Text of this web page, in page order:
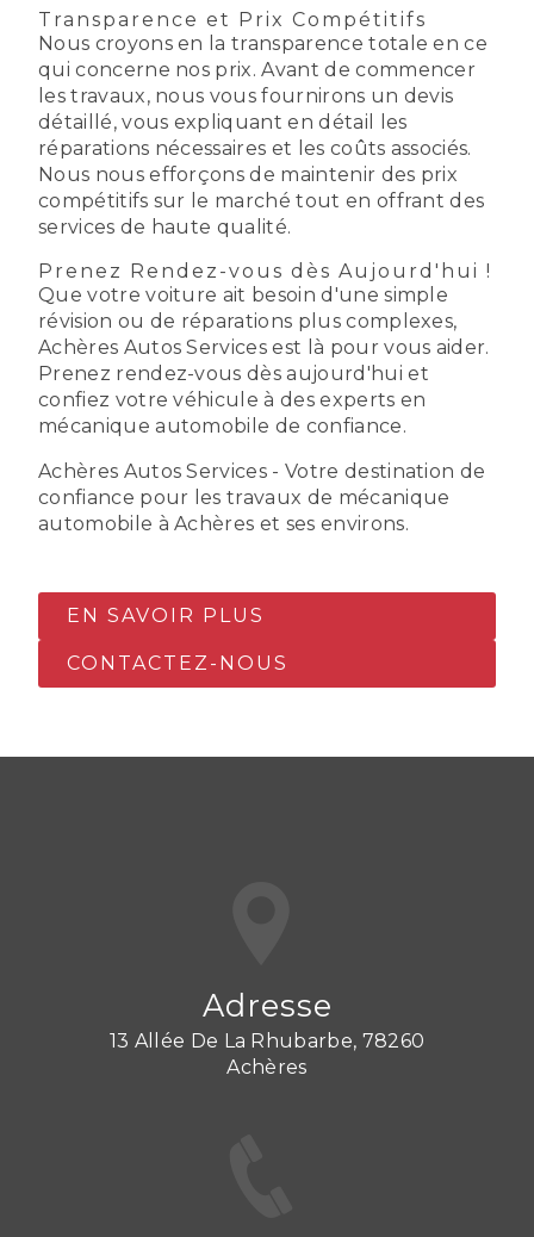
Transparence et Prix Compétitifs
Nous croyons en la transparence totale en ce
qui concerne nos prix. Avant de commencer
les travaux, nous vous fournirons un devis
détaillé, vous expliquant en détail les
réparations nécessaires et les coûts associés.
Nous nous efforçons de maintenir des prix
compétitifs sur le marché tout en offrant des
services de haute qualité.
Prenez Rendez-vous dès Aujourd'hui !
Que votre voiture ait besoin d'une simple
révision ou de réparations plus complexes,
Achères Autos Services est là pour vous aider.
Prenez rendez-vous dès aujourd'hui et
confiez votre véhicule à des experts en
mécanique automobile de confiance.
Achères Autos Services - Votre destination de
confiance pour les travaux de mécanique
automobile à Achères et ses environs.
EN SAVOIR PLUS
CONTACTEZ-NOUS
Adresse
13 Allée De La Rhubarbe, 78260
Achères